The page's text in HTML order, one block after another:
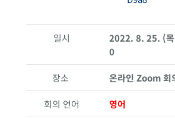
일시
2022. 8. 25. (
0
장소 온라인 Zoom 회
회의 언어 영어